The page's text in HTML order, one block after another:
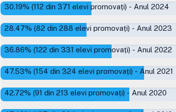
30.19% (112 din 371 elevi promovați) - Anul 2024
28.47% (82 din 288 elevi promovați) - Anul 2023
36.86% (122 din 331 elevi promovați) - Anul 2022
47.53% (154 din 324 elevi promovați) - Anul 2021
42.72% (91 din 213 elevi promovați) - Anul 2020